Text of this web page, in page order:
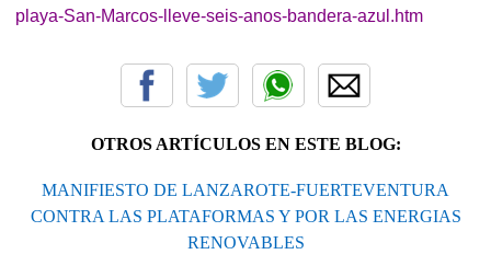
playa-San-Marcos-lleve-seis-anos-bandera-azul.htm
OTROS ARTÍCULOS EN ESTE BLOG:
MANIFIESTO DE LANZAROTE-FUERTEVENTURA
CONTRA LAS PLATAFORMAS Y POR LAS ENERGIAS
RENOVABLES